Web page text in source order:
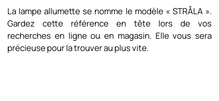
La lampe allumette se nomme le modèle « STRÅLA ».
Gardez cette référence en tête lors de vos
recherches en ligne ou en magasin. Elle vous sera
précieuse pour la trouver au plus vite.